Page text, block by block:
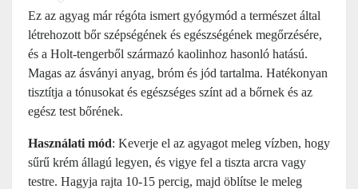
Ez az agyag már régóta ismert gyógymód a természet által
létrehozott bőr szépségének és egészségének megőrzésére,
és a Holt-tengerből származó kaolinhoz hasonló hatású.
Magas az ásványi anyag, bróm és jód tartalma. Hatékonyan
tisztítja a tónusokat és egészséges színt ad a bőrnek és az
egész test bőrének.
Használati mód: Keverje el az agyagot meleg vízben, hogy
sűrű krém állagú legyen, és vigye fel a tiszta arcra vagy
testre. Hagyja rajta 10-15 percig, majd öblítse le meleg